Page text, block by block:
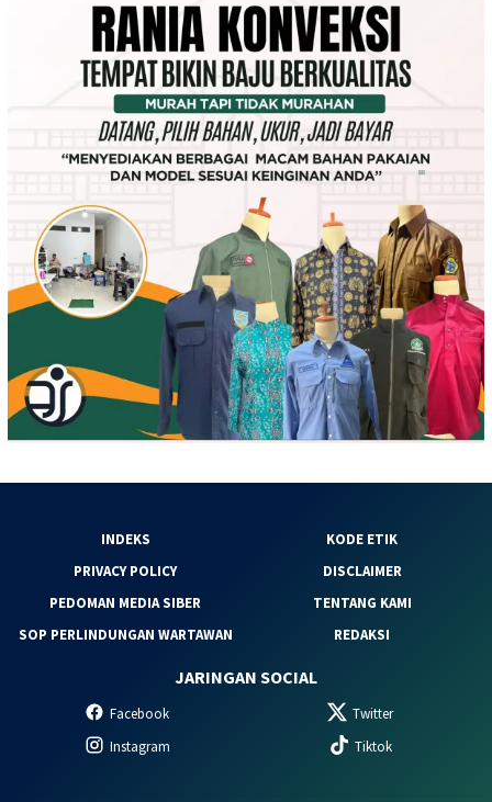
INDEKS
KODE ETIK
PRIVACY POLICY
DISCLAIMER
PEDOMAN MEDIA SIBER
TENTANG KAMI
SOP PERLINDUNGAN WARTAWAN
REDAKSI
JARINGAN SOCIAL
Facebook
Twitter
Instagram
Tiktok